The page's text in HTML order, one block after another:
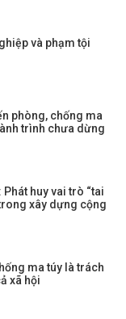
và phạm tội
phòng, chống ma
trình chưa dừng
Phát huy vai trò “tai
xây dựng cộng
ma túy là trách
xã hội